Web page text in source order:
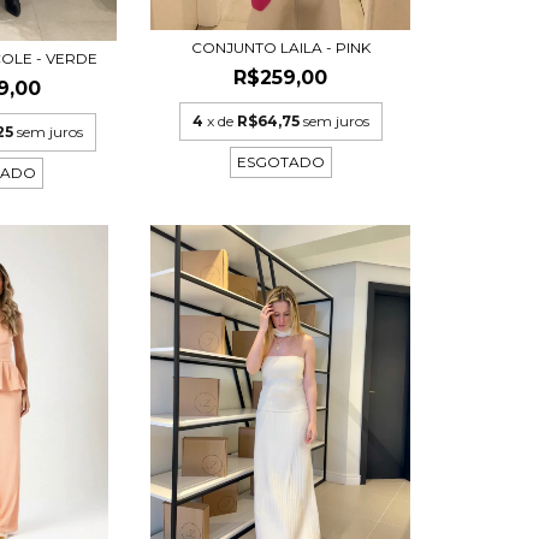
- VERDE
sem juros
CONJUNTO LAILA - PINK
R$259,00
4 x de R$64,75 sem juros
ESGOTADO